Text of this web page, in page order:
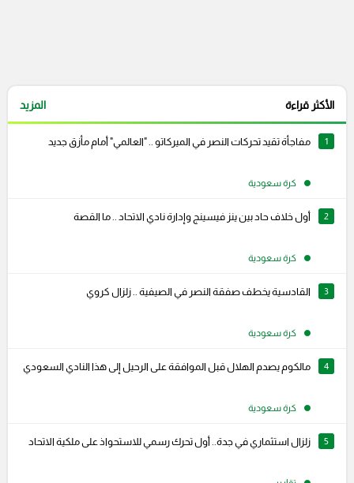
الأكثر قراءة المزيد
1 مفاجأة تقيد تحركات النصر في الميركاتو .. "العالمي" أمام مأزق جديد
كرة سعودية
2 أول خلاف حاد بين ينز فيسينج وإدارة نادي الاتحاد .. ما القصة
كرة سعودية
3 القادسية يخطف صفقة النصر في الصيفية .. زلزال كروي
كرة سعودية
4 مالكوم يصدم الهلال قبل الموافقة على الرحيل إلى هذا النادي السعودي
كرة سعودية
5 زلزال استثماري في جدة.. أول تحرك رسمي للاستحواذ على ملكية الاتحاد